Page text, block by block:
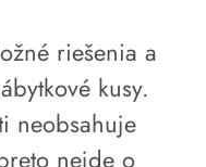
riešenia a
kusy.
neobsahuje
nejde o